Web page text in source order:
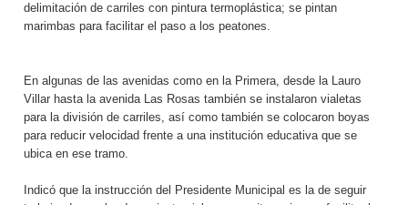
delimitación de carriles con pintura termoplástica; se pintan
marimbas para facilitar el paso a los peatones.
En algunas de las avenidas como en la Primera, desde la Lauro
Villar hasta la avenida Las Rosas también se instalaron vialetas
para la división de carriles, así como también se colocaron boyas
para reducir velocidad frente a una institución educativa que se
ubica en ese tramo.
Indicó que la instrucción del Presidente Municipal es la de seguir